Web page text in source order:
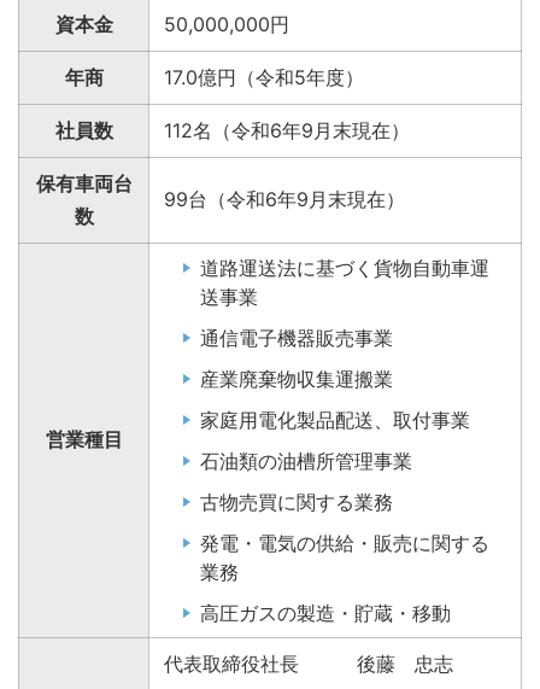
資本金 50,000,000円
年商 17.0億円（令和5年度）
社員数 112名（令和6年9月末現在）
保有車両台
数
99台（令和6年9月末現在）
営業種目
道路運送法に基づく貨物自動車運
送事業
通信電子機器販売事業
産業廃棄物収集運搬業
家庭用電化製品配送、取付事業
石油類の油槽所管理事業
古物売買に関する業務
発電・電気の供給・販売に関する
業務
高圧ガスの製造・貯蔵・移動
代表取締役社長 後藤 忠志